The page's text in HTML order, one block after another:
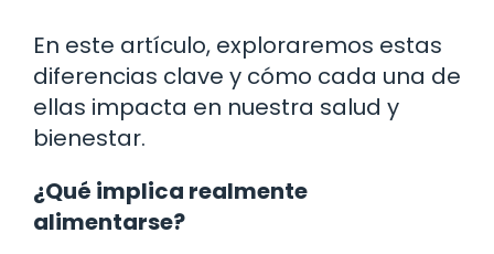
En este artículo, exploraremos estas
diferencias clave y cómo cada una de
ellas impacta en nuestra salud y
bienestar.
¿Qué implica realmente
alimentarse?